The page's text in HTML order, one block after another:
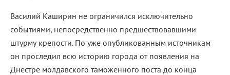
Василий Каширин не ограничился исключительно
событиями, непосредственно предшествовавшими
штурму крепости. По уже опубликованным источникам
он проследил всю историю города от появления на
Днестре молдавского таможенного поста до конца